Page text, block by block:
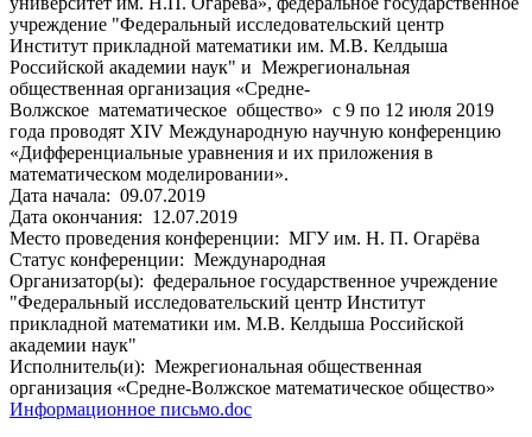
учреждение "Федеральный исследовательский центр
Институт прикладной математики им. М.В. Келдыша
Российской академии наук" и Межрегиональная
общественная организация «Средне-
Волжское математическое общество» с 9 по 12 июля 2019
года проводят XIV Международную научную конференцию
«Дифференциальные уравнения и их приложения в
математическом моделировании».
Дата начала: 09.07.2019
Дата окончания: 12.07.2019
Место проведения конференции: МГУ им. Н. П. Огарёва
Статус конференции: Международная
Организатор(ы): федеральное государственное учреждение
"Федеральный исследовательский центр Институт
прикладной математики им. М.В. Келдыша Российской
академии наук"
Исполнитель(и): Межрегиональная общественная
организация «Средне-Волжское математическое общество»
Информационное письмо.doc